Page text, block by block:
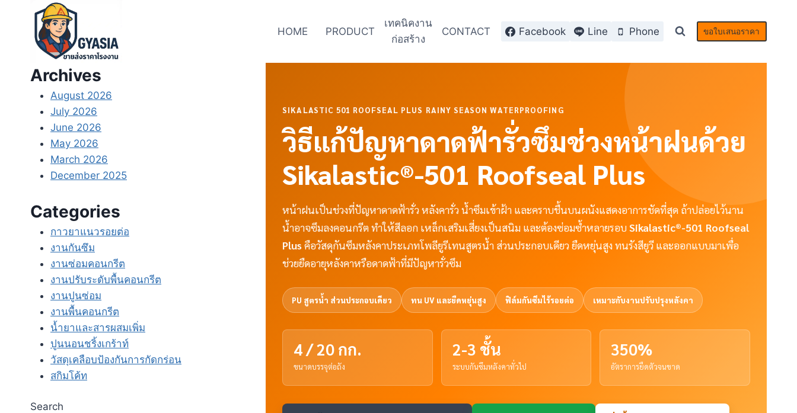
content
HOME PRODUCT
เทคนิคงาน
ก่อสร้าง
CONTACT Facebook Line Phone ขอใบเสนอราคา
SIKALASTIC 501 ROOFSEAL PLUS RAINY SEASON WATERPROOFING
วิธีแก้ปัญหาดาดฟ้ารั่วซึมช่วงหน้าฝนด้วย
Sikalastic®-501 Roofseal Plus
หน้าฝนเป็นช่วงที่ปัญหาดาดฟ้ารั่ว หลังคารั่ว น้ำซึมเข้าฝ้า และคราบชื้นบนผนังแสดงอาการชัดที่สุด ถ้าปล่อยไว้นาน
น้ำอาจซึมลงคอนกรีต ทำให้สีลอก เหล็กเสริมเสี่ยงเป็นสนิม และต้องซ่อมซ้ำหลายรอบSikalastic®-501 Roofseal
Plusคือวัสดุกันซึมหลังคาประเภทโพลียูรีเทนสูตรน้ำ ส่วนประกอบเดียว ยืดหยุ่นสูง ทนรังสียูวี และออกแบบมาเพื่อ
ช่วยยืดอายุหลังคาหรือดาดฟ้าที่มีปัญหารั่วซึม
PU สูตรน้ำ ส่วนประกอบเดียว ทน UV และยืดหยุ่นสูง ฟิล์มกันซึมไร้รอยต่อ เหมาะกับงานปรับปรุงหลังคา
4 / 20 กก.
ขนาดบรรจุต่อถัง
2-3 ชั้น
ระบบกันซึมหลังคาทั่วไป
350%
อัตราการยืดตัวจนขาด
Archives
August 2026
July 2026
June 2026
May 2026
March 2026
December 2025
Categories
กาวยาแนวรอยต่อ
งานกันซึม
งานซ่อมคอนกรีต
งานปรับระดับพื้นคอนกรีต
งานปูนซ่อม
งานพื้นคอนกรีต
น้ำยาและสารผสมเพิ่ม
ปูนนอนชริ้งเกร้าท์
วัสดุเคลือบป้องกันการกัดกร่อน
สกิมโค้ท
Search